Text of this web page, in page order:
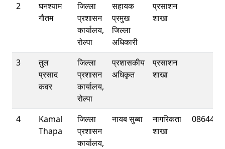
2
घनश्याम
गाैतम
जिल्ला
प्रशासन
कार्यालय,
रोल्पा
सहायक
प्रमुख
जिल्ला
अधिकारी
प्रसाशन
शाखा
3
तुल
प्रसाद
कवर
जिल्ला
प्रशासन
कार्यालय,
रोल्पा
प्रशासकीय
अधिकृत
प्रसाशन
शाखा
4
Kamal
Thapa
जिल्ला
प्रशासन
कार्यालय,
नायब सुब्बा
नागरिकता
शाखा